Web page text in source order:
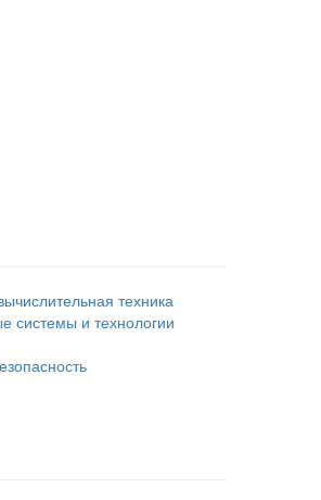
техника
системы и технологии